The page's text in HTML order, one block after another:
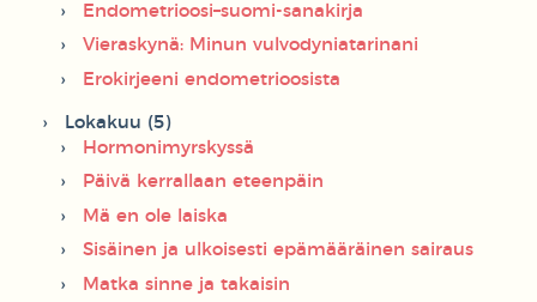
Endometrioosi–suomi-sanakirja
Vieraskynä: Minun vulvodyniatarinani
Erokirjeeni endometrioosista
Lokakuu (5)
Hormonimyrskyssä
Päivä kerrallaan eteenpäin
Mä en ole laiska
Sisäinen ja ulkoisesti epämääräinen sairaus
Matka sinne ja takaisin